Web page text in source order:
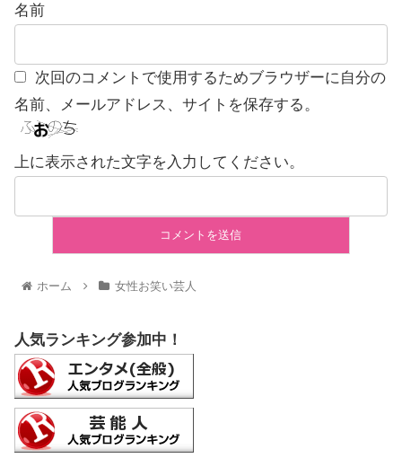
名前
次回のコメントで使用するためブラウザーに自分の
名前、メールアドレス、サイトを保存する。
上に表示された文字を入力してください。
ホーム 女性お笑い芸人
人気ランキング参加中！